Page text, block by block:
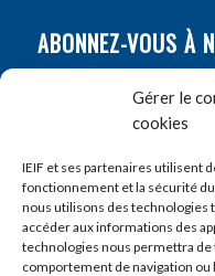
Gérer le
cookies
IEIF et ses partenaires utilisent
fonctionnement et la sécurité
nous utilisons des technologies
accéder aux informations des
technologies nous permettra
comportement de navigation ou
ABONNEZ-VOUS À
Prénom*
E-mail*